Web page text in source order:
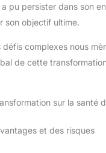
pu persister dans son
son objectif ultime.
défis complexes nous
de cette
sur la santé
et des risques